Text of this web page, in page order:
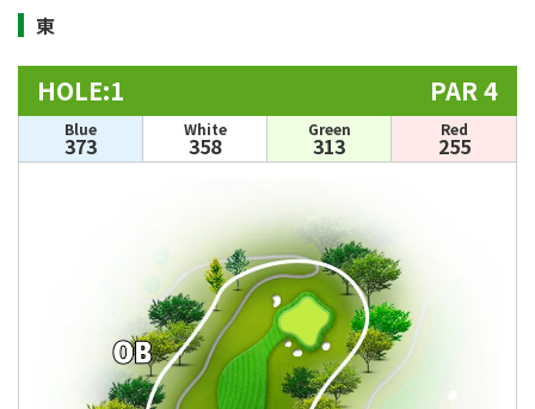
東
HOLE:1 PAR 4
Blue
373
White
358
Green
313
Red
255